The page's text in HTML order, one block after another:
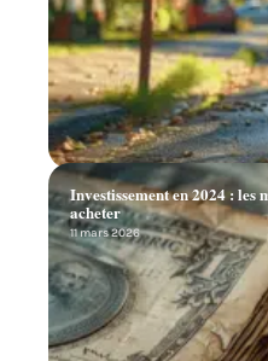
Investissement en 2024 : les
acheter
11 mars 2026